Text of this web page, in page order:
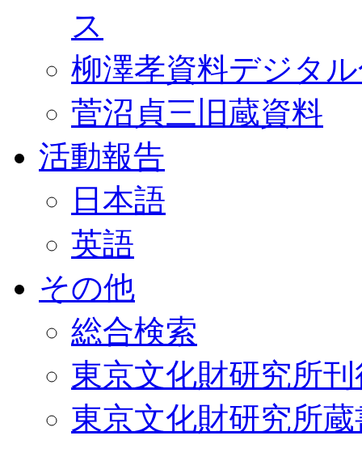
ス
柳澤孝資料デジタ
菅沼貞三旧蔵資料
活動報告
日本語
英語
その他
総合検索
東京文化財研究所
東京文化財研究所